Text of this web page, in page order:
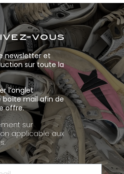
vous
newsletter et
sur toute la
l’onglet
boîte mail afin de
offre.
sur
applicable aux